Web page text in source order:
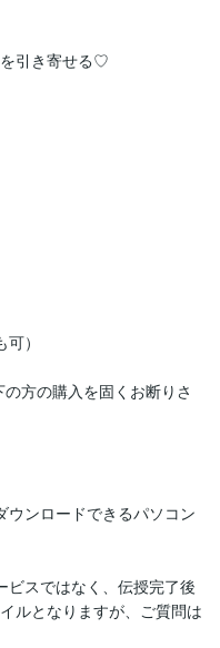
引き寄せる♡
）
方の購入を固くお断りさ
ウンロードできるパソコン
ビスではなく、伝授完了後
ルとなりますが、ご質問は